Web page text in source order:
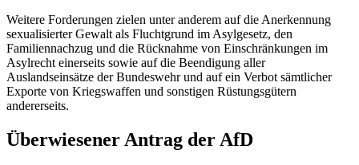
Weitere Forderungen zielen unter anderem auf die Anerkennung
sexualisierter Gewalt als Fluchtgrund im Asylgesetz, den
Familiennachzug und die Rücknahme von Einschränkungen im
Asylrecht einerseits sowie auf die Beendigung aller
Auslandseinsätze der Bundeswehr und auf ein Verbot sämtlicher
Exporte von Kriegswaffen und sonstigen Rüstungsgütern
andererseits.
Überwiesener Antrag der AfD